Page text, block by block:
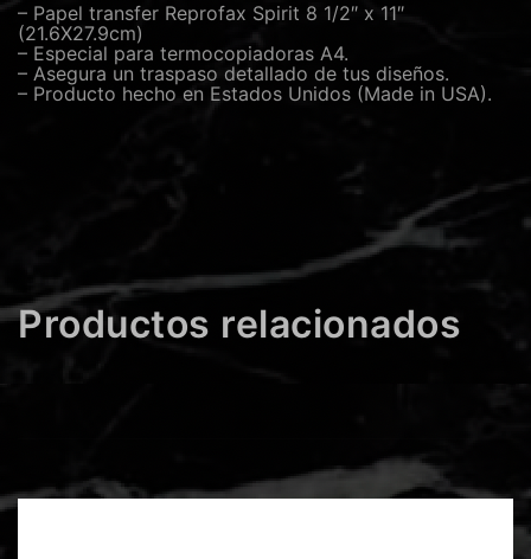
– Papel transfer Reprofax Spirit 8 1/2″ x 11″
(21.6X27.9cm)
– Especial para termocopiadoras A4.
– Asegura un traspaso detallado de tus diseños.
– Producto hecho en Estados Unidos (Made in USA).
Productos relacionados